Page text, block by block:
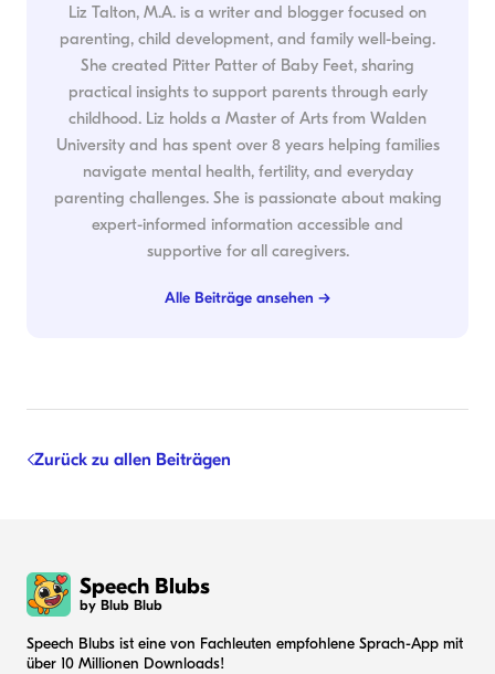
Liz Talton, M.A. is a writer and blogger focused on
parenting, child development, and family well-being.
She created Pitter Patter of Baby Feet, sharing
practical insights to support parents through early
childhood. Liz holds a Master of Arts from Walden
University and has spent over 8 years helping families
navigate mental health, fertility, and everyday
parenting challenges. She is passionate about making
expert-informed information accessible and
supportive for all caregivers.
Alle Beiträge ansehen →
Zurück zu allen Beiträgen
Speech Blubs
by Blub Blub
Speech Blubs ist eine von Fachleuten empfohlene Sprach-App mit
über 10 Millionen Downloads!